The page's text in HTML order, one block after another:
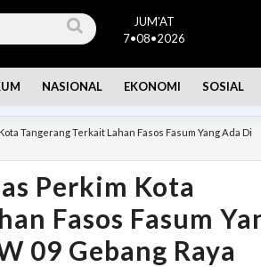
JUM'AT
7•08•2026
NASIONAL EKONOMI SOSIAL
Tangerang Terkait Lahan Fasos Fasum Yang Ada Di
Perkim Kota
Fasos Fasum
09 Gebang Raya